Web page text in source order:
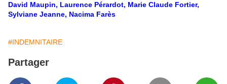
David Maupin, Laurence Pérardot, Marie Claude Fortier,
Sylviane Jeanne, Nacima Farès
#INDEMNITAIRE
Partager